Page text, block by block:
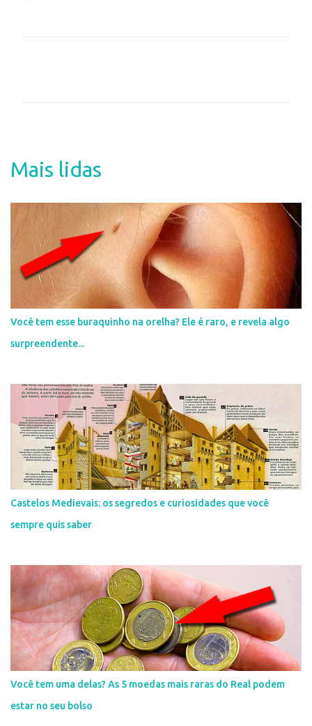
á
Mais lidas
Você tem esse buraquinho na orelha? Ele é raro, e revela algo
surpreendente...
Castelos Medievais: os segredos e curiosidades que você
sempre quis saber
Você tem uma delas? As 5 moedas mais raras do Real podem
estar no seu bolso